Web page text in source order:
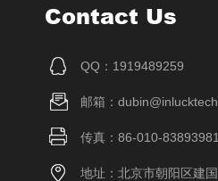
Contact Us
QQ：1919489259
邮箱：
传真：86-010-83893981
地址：北京市朝阳区建